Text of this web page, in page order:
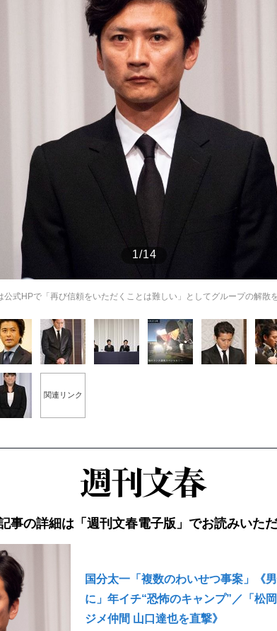
と言って…」サッカー日本代表・森保一監督...
もっと見る
1/14
公式HPで「再び信頼をいただくことは難しい」としてグループの解
関連リンク
事の詳細は「週刊文春電子版」でお読みいた
国分太一「複数のわいせつ事案」《
に」年イチ“恐怖のキャンプ”／「松
ジメ仲間 山口達也を直撃》